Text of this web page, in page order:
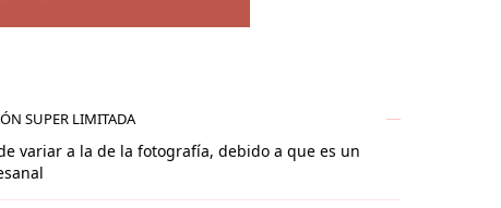
SUPER LIMITADA
variar a la de la fotografía, debido a que es un